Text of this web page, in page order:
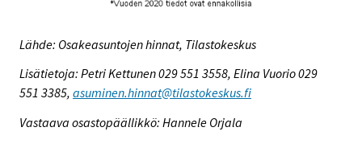
Lähde: Osakeasuntojen hinnat, Tilastokeskus
Lisätietoja: Petri Kettunen 029 551 3558, Elina Vuorio 029
551 3385, asuminen.hinnat@tilastokeskus.fi
Vastaava osastopäällikkö: Hannele Orjala